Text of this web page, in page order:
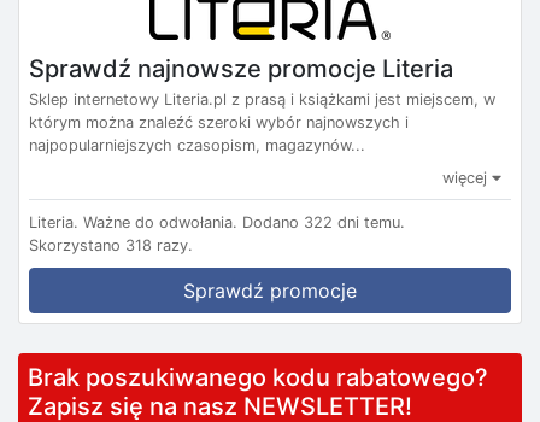
Sprawdź najnowsze promocje Literia
Sklep internetowy Literia.pl z prasą i książkami jest miejscem, w
którym można znaleźć szeroki wybór najnowszych i
najpopularniejszych czasopism, magazynów...
więcej
Literia. Ważne do odwołania. Dodano 322 dni temu.
Skorzystano 318 razy.
Sprawdź promocje
Brak poszukiwanego kodu rabatowego?
Zapisz się na nasz NEWSLETTER!